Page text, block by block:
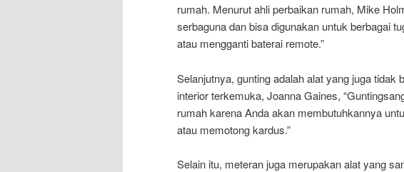
rumah. Menurut ahli perbaikan rumah, Mike
serbaguna dan bisa digunakan untuk berbagai
atau mengganti baterai remote.”
Selanjutnya, gunting adalah alat yang juga tidak
interior terkemuka, Joanna Gaines,
rumah karena Anda akan membutuhkannya
atau memotong kardus.”
Selain itu, meteran juga merupakan alat yang